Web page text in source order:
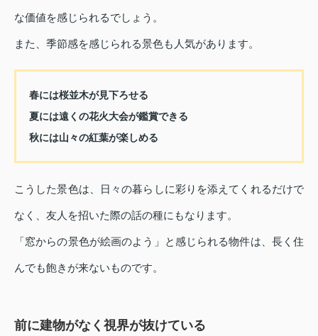
な価値を感じられるでしょう。
また、季節感を感じられる景色も人気があります。
春には桜並木が見下ろせる
夏には遠くの花火大会が鑑賞できる
秋には山々の紅葉が楽しめる
こうした景色は、日々の暮らしに彩りを添えてくれるだけで
なく、友人を招いた際の話の種にもなります。
「窓からの景色が絵画のよう」と感じられる物件は、長く住
んでも飽きが来ないものです。
前に建物がなく視界が抜けている